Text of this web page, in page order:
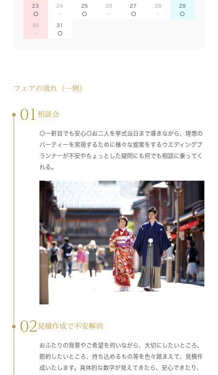
23 24 25 26 27 28 29
30 31
フェアの流れ（一例）
01 相談会
◎一軒目でも安心◎お二人を挙式当日まで導きながら、理想の
パーティーを実現するために様々な提案をするウエディングプ
ランナーが不安やちょっとした疑問にも何でも相談に乗ってく
れる。
02 見積作成で不安解消
おふたりの背景やご希望を伺いながら、大切にしたいところ、
節約したいところ、持ち込めるもの等を色々踏まえて、見積作
成いたします。具体的な数字が見えてきたら、安心できたり、